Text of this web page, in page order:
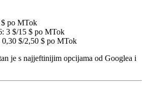
po MTok
3 $/15 $ po MTok
$/2,50 $ po MTok
je s najjeftinijim opcijama od Googlea i